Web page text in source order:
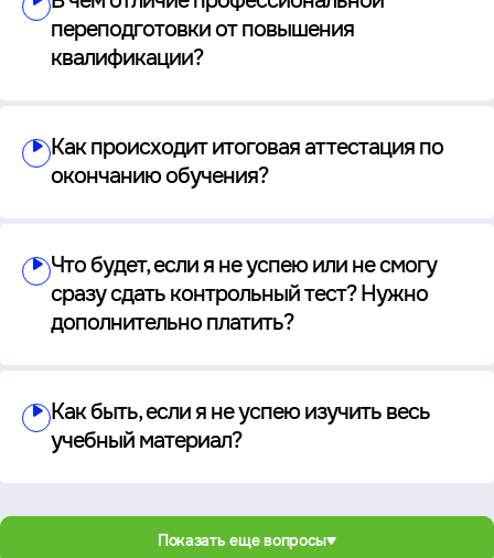
переподготовки от повышения
квалификации?
Как происходит итоговая аттестация по
окончанию обучения?
Что будет, если я не успею или не смогу
сразу сдать контрольный тест? Нужно
дополнительно платить?
Как быть, если я не успею изучить весь
учебный материал?
Показать еще вопросы